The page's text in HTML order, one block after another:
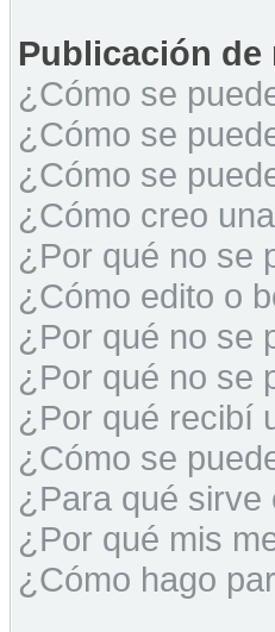
Publicación de
¿Cómo se
¿Cómo se
¿Cómo se
¿Cómo creo
¿Por qué no se
¿Cómo edito o
¿Por qué no se
¿Por qué no se
¿Por qué recibí
¿Cómo se
¿Para qué sirve
¿Por qué mis
¿Cómo hago